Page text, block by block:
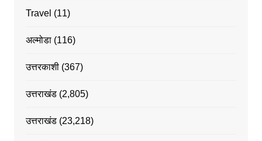
Travel (11)
अल्मोडा(116)
उत्तरकाशी(367)
उत्तराखंड(2,805)
उत्तराखंड(23,218)